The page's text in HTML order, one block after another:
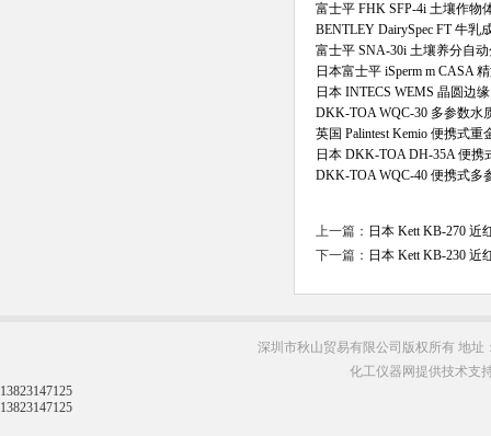
富士平 FHK SFP-4i 土壤作物
BENTLEY DairySpec FT 牛乳
富士平 SNA-30i 土壤养分自
日本富士平 iSperm m CASA
日本 INTECS WEMS 晶圆边
DKK-TOA WQC-30 多参数水
英国 Palintest Kemio 便携式重
日本 DKK-TOA DH-35A 便携
DKK-TOA WQC-40 便携式多
上一篇： 日本 Kett KB-270 近
下一篇： 日本 Kett KB-230 近
深圳市秋山贸易有限公司版权所有 地址
化工仪器网提供技术支
13823147125
13823147125